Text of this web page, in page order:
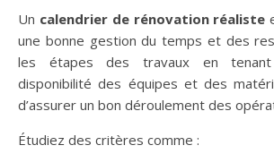
Un calendrier de rénovation réaliste
une bonne gestion du temps et des
les étapes des travaux en
disponibilité des équipes et des
d’assurer un bon déroulement des
Étudiez des critères comme :